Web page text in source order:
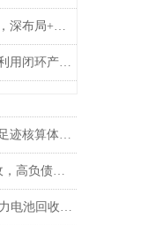
锂电回收行业研究：市场来临，深布局+精处置为决胜之道
合肥初步形成动力蓄电池回收利用闭环产业生态
欧盟新电池法引行业热议：碳足迹核算体系需国际互认
天奇股份3亿定增加码锂电回收，高负债下如何走出流动性困局？
相约上海|BRS2023中国国际动力电池回收峰会将于10月26-27日召开